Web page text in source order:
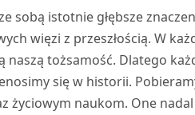
sobą istotnie głębsze
więzi z przeszłością. W
naszą tożsamość. Dlatego
się w historii.
życiowym naukom. One nadal